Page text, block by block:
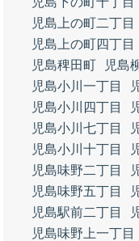
児島上の町二丁目
児島上の町四丁目
児島稗田町
児島
児島小川一丁目
児島小川四丁目
児島小川七丁目
児島小川十丁目
児島味野二丁目
児島味野五丁目
児島駅前二丁目
児島味野上一丁目